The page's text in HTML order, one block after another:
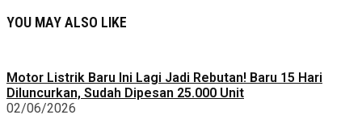
YOU MAY ALSO LIKE
Motor Listrik Baru Ini Lagi Jadi Rebutan! Baru 15 Hari
Diluncurkan, Sudah Dipesan 25.000 Unit
02/06/2026